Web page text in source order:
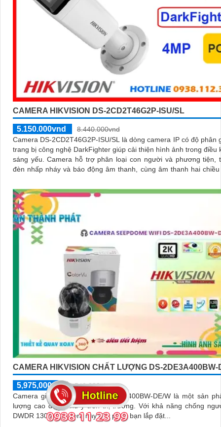
CAMERA HIKVISION DS-2CD2T46G2P-ISU/SL
5.150.000vnd
8.440.000vnd
Camera DS-2CD2T46G2P-ISU/SL là dòng camera IP có độ phân
trang bị công nghệ DarkFighter giúp cải thiện hình ảnh trong điều
sáng yếu. Camera hỗ trợ phân loại con người và phương tiện, tích hợp
đèn nhấp nháy và báo động âm thanh, cùng âm thanh hai
CAMERA HIKVISION CHẤT LƯỢNG DS-2DE3A400BW-
5,975,000 ₫
8,540,000 ₫
Camera giám sát HD IP DS-2DE3A400BW-DE/W là một sản
lượng cao đáng chú ý trên thị trường. Với khả năng chống ngược sáng
DWDR 130db, camera này cho phép bạn lắp đặt...